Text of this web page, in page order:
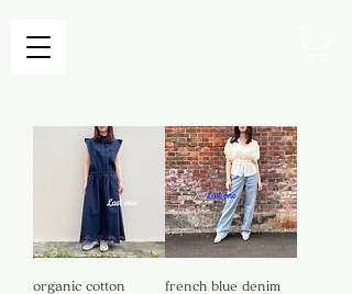
organic cotton
french blue denim